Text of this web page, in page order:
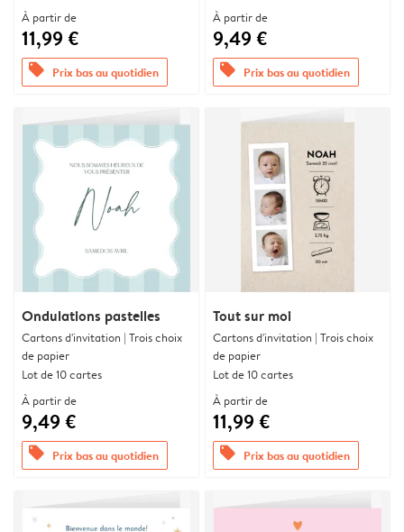
À partir de
11,99 €
offers Prix bas au quotidien
À partir de
9,49 €
offers Prix bas au quotidien
Ondulations pastelles
Cartons d'invitation | Trois choix
de papier
Lot de 10 cartes
À partir de
9,49 €
offers Prix bas au quotidien
Tout sur moi
Cartons d'invitation | Trois choix
de papier
Lot de 10 cartes
À partir de
11,99 €
offers Prix bas au quotidien